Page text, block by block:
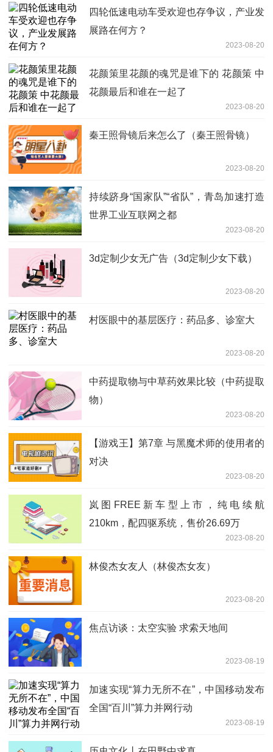
四轮低速电动车受欢迎也存争议，产业发
展路在何方？
2023-08-20
花颜策里花颜的魂咒是谁下的 花颜策 中
花颜最后和谁在一起了
2023-08-20
秦王照骨镜后来怎么了（秦王照骨镜）
2023-08-20
持续跻身“国家队”“省队”，青岛加速打造
世界工业互联网之都
2023-08-20
3d定制少女无广告（3d定制少女下载）
2023-08-20
村医眼中的基层医疗：药品多、诊室大
2023-08-20
中药提取物与中草药效果比较（中药提取
物）
2023-08-20
【游戏王】第7章 与黑魔术师的使用者的
对决
2023-08-20
岚图FREE新车型上市，纯电续航
210km，配四驱系统，售价26.69万
2023-08-20
林俊杰女友人（林俊杰女友）
2023-08-20
焦点访谈：太空实验 求索天地间
2023-08-19
加速实现“算力无所不在”，中国移动发布
全国“百川”算力并网行动
2023-08-19